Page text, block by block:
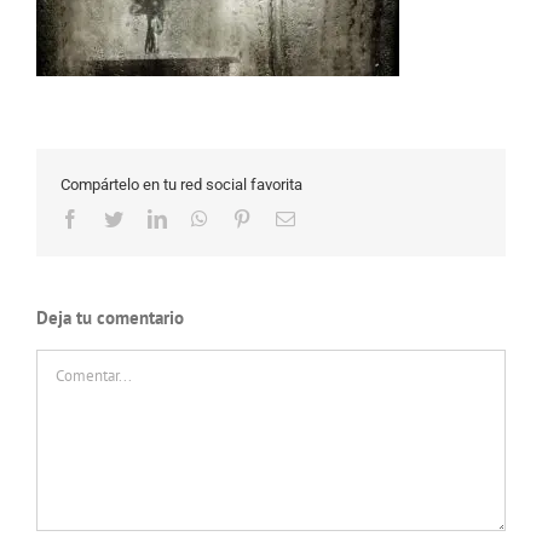
Compártelo en tu red social favorita
Facebook
TwitterLinkedInWhatsApp
PinterestCorreo
Deja tu comentario